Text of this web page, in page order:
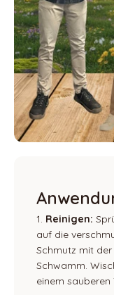
Reinigen:
auf die
Schmutz mit
Schwamm.
einem sauberen